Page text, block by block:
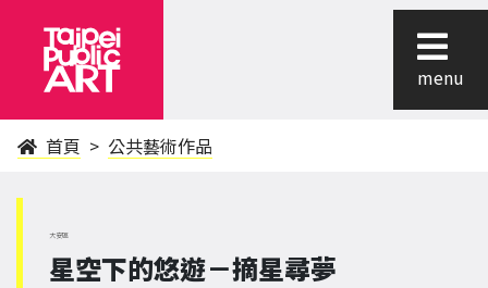
menu
首頁 公共藝術作品
大安區
星空下的悠遊－摘星尋夢